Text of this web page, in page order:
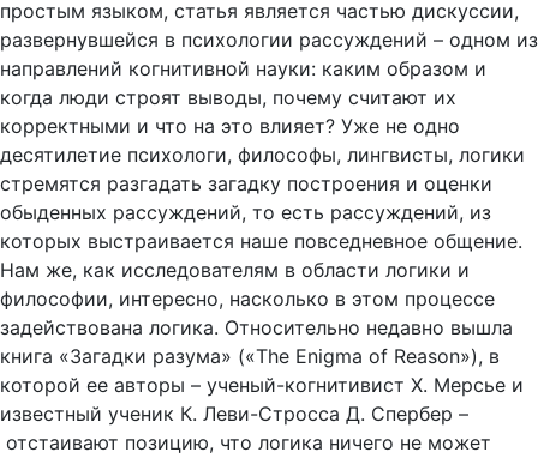
простым языком, статья является частью дискуссии,
развернувшейся в психологии рассуждений – одном из
направлений когнитивной науки: каким образом и
когда люди строят выводы, почему считают их
корректными и что на это влияет? Уже не одно
десятилетие психологи, философы, лингвисты, логики
стремятся разгадать загадку построения и оценки
обыденных рассуждений, то есть рассуждений, из
которых выстраивается наше повседневное общение.
Нам же, как исследователям в области логики и
философии, интересно, насколько в этом процессе
задействована логика. Относительно недавно вышла
книга «Загадки разума» («The Enigma of Reason»), в
которой ее авторы – ученый-когнитивист Х. Мерсье и
известный ученик К. Леви-Стросса Д. Спербер –
отстаивают позицию, что логика ничего не может